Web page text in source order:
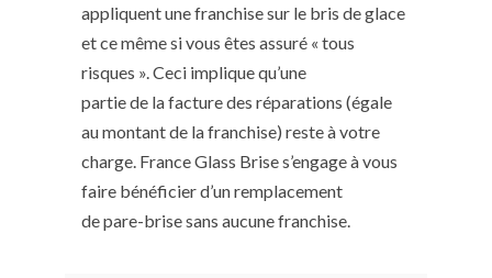
appliquent une franchise sur le bris de glace
et ce même si vous êtes assuré « tous
risques ». Ceci implique qu’une
partie de la facture des réparations (égale
au montant de la franchise) reste à votre
charge. France Glass Brise s’engage à vous
faire bénéficier d’un remplacement
de pare-brise sans aucune franchise.